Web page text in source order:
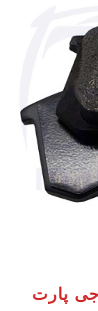
پارت